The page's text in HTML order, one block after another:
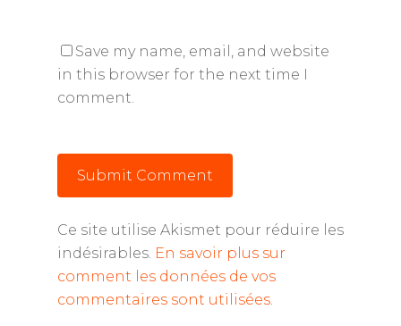
Save my name, email, and website
in this browser for the next time I
comment.
Ce site utilise Akismet pour réduire les
indésirables. En savoir plus sur
comment les données de vos
commentaires sont utilisées